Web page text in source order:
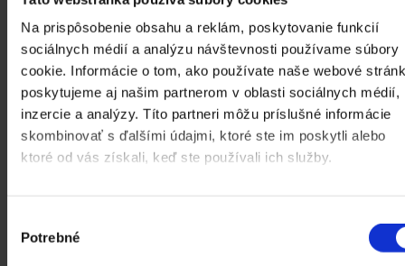
Na prispôsobenie obsahu a reklám, poskytovanie funkcií
sociálnych médií a analýzu návštevnosti používame súbory
cookie. Informácie o tom, ako používate naše webové
poskytujeme aj našim partnerom v oblasti sociálnych médií,
inzercie a analýzy. Títo partneri môžu príslušné informácie
skombinovať s ďalšími údajmi, ktoré ste im poskytli alebo
ktoré od vás získali, keď ste používali ich služby.
súhlasu
Potrebné
účelu vašej obsahovej stratégie.Ciele môžu zahŕňať zvýšenie
návštevnosti webu, zlepšenie SEO, budovanie značky alebo
zvyšovanie angažovanosti publika .
Identifikácia cieľového publika:Poznanie vašich cieľových
čitateľov alebo zákazníkov je kľúčové pre vytvorenie
relevantného a hodnotného obsahu. To vám pomôže vybrať
správne témy a formáty obsahu.
Výber tém a formátov: Na základe cieľov a cieľového publika
vyberte témy a formáty obsahu, ktoré budete produkovať.
. Zohľadnite čas potrebný na
výskum, písanie, úpravy, schválenia a distribúciu.